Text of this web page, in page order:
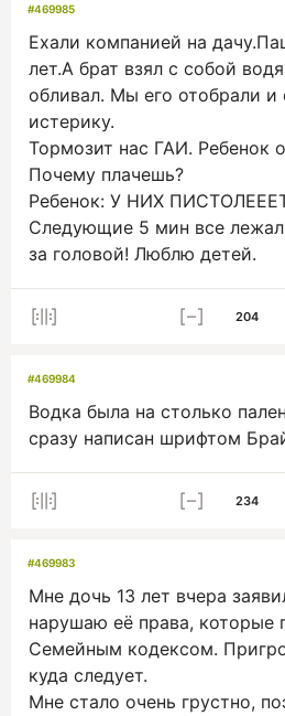
#469985
Ехали компанией на
лет.А брат взял с собой
обливал. Мы его отобрали и
истерику.
Тормозит нас ГАИ. Ребенок
Почему плачешь?
Ребенок: У НИХ
Следующие 5 мин все
за головой! Люблю детей.
204
#469984
Водка была на столько
сразу написан шрифтом
234
#469983
Мне дочь 13 лет вчера
нарушаю её права, которые
Семейным кодексом.
куда следует.
Мне стало очень грустно,